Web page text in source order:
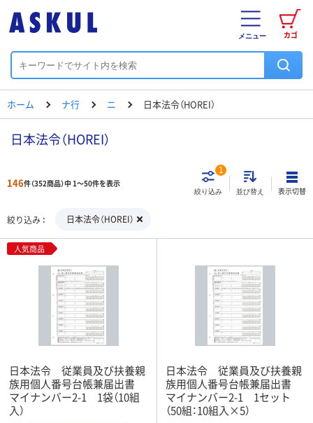
カゴ
メニュー
ホーム ナ行 ニ 日本法令（HOREI）
日本法令（HOREI）
146件（352商品）中 1～50件を表示
絞り込み
1
並び替え 表示切替
絞り込み 日本法令（HOREI）
人気商品
日本法令 従業員及び扶養親
族用個人番号台帳兼届出書
マイナンバー2-1 1袋（10組
入）
日本法令 従業員及び扶養親
族用個人番号台帳兼届出書
マイナンバー2-1 1セット
（50組：10組入×5）